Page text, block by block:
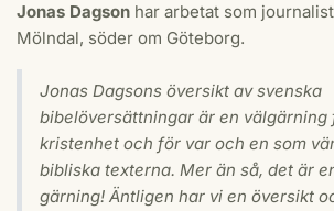
Jonas Dagson har arbetat som
Mölndal, söder om Göteborg.
Jonas Dagsons översikt av svenska
bibelöversättningar är en välgärning
kristenhet och för var och en som
bibliska texterna. Mer än så, det är
gärning! Äntligen har vi en översikt